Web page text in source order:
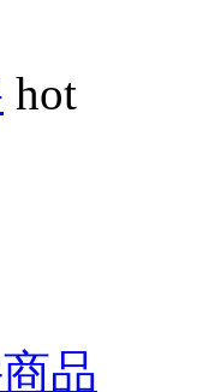
hot
品